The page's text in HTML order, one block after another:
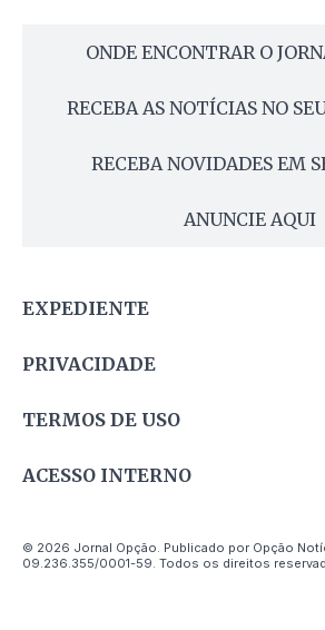
ONDE ENCONTRAR O
RECEBA AS NOTÍCIAS NO
RECEBA NOVIDADES EM
ANUNCIE AQUI
EXPEDIENTE
PRIVACIDADE
TERMOS DE USO
ACESSO INTERNO
© 2026 Jornal Opção. Publicado por Opção
09.236.355/0001-59. Todos os direitos